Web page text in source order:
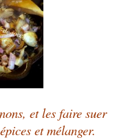
et les faire suer
et mélanger.